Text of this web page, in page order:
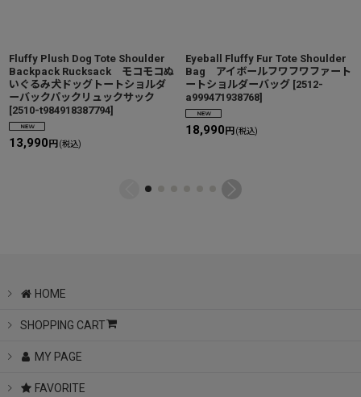
Fluffy Plush Dog Tote Shoulder
Backpack Rucksack モコモコぬ
いぐるみ犬ドッグトートショルダ
ーバックパックリュックサック
[2510-t984918387794]
13,990 円 (税込)
Eyeball Fluffy Fur Tote Shoulder
Bag アイボールフワフワファート
ートショルダーバッグ [2512-
a999471938768]
18,990 円 (税込)
HOME
SHOPPING CART
MY PAGE
FAVORITE